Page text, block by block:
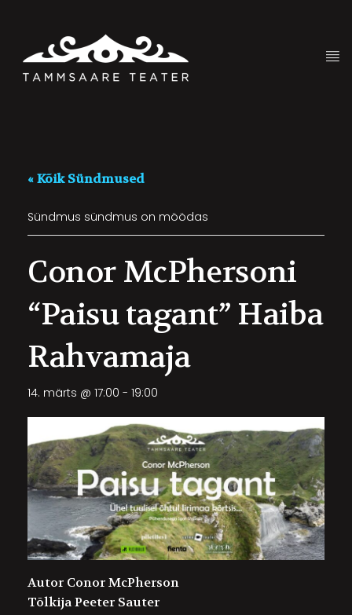
« Kõik Sündmused
Sündmus sündmus on möödas
Conor McPhersoni
“Paisu tagant” Haiba
Rahvamaja
14. märts @ 17:00 - 19:00
Autor Conor McPherson
TõlkijaPeeter Sauter